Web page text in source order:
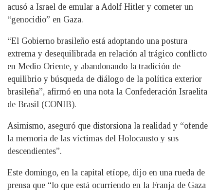
acusó a Israel de emular a Adolf Hitler y cometer un
“genocidio” en Gaza.
“El Gobierno brasileño está adoptando una postura
extrema y desequilibrada en relación al trágico conflicto
en Medio Oriente, y abandonando la tradición de
equilibrio y búsqueda de diálogo de la política exterior
brasileña”, afirmó en una nota la Confederación Israelita
de Brasil (CONIB).
Asimismo, aseguró que distorsiona la realidad y “ofende
la memoria de las víctimas del Holocausto y sus
descendientes”.
Este domingo, en la capital etíope, dijo en una rueda de
prensa que “lo que está ocurriendo en la Franja de Gaza